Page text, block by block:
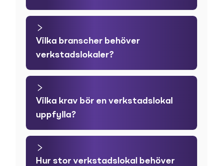
Vilka branscher behöver
verkstadslokaler?
Vilka krav bör en verkstadslokal
uppfylla?
Hur stor verkstadslokal behöver